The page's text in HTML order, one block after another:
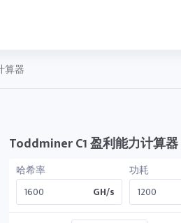
算器
Toddminer C1 盈利能力计算器
哈希率
GH/s
功耗